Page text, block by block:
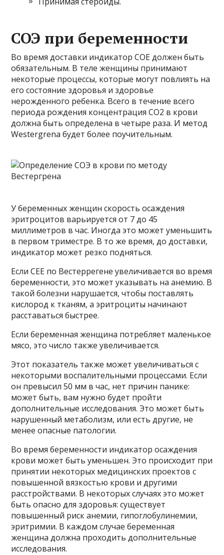
СОЭ при беременности
Во время доставки индикатор COE должен быть
обязательным. В теле женщины принимают
некоторые процессы, которые могут повлиять на
его состояние здоровья и здоровье
нерожденного ребенка. Всего в течение всего
периода рождения концентрация CO2 в крови
должна быть определена в четыре раза. И метод
Westergrena будет более поучительным.
У беременных женщин скорость осаждения
эритроцитов варьируется от 7 до 45
миллиметров в час. Иногда это может уменьшить
в первом триместре. В то же время, до доставки,
индикатор может резко подняться.
Если CEE по Вестеррегене увеличивается во время
беременности, это может указывать на анемию. В
такой болезни нарушается, чтобы поставлять
кислород к тканям, а эритроциты начинают
расставаться быстрее.
Если беременная женщина потребляет маленькое
мясо, это число также увеличивается.
Этот показатель также может увеличиваться с
некоторыми воспалительными процессами. Если
он превысил 50 мм в час, нет причин панике:
может быть, вам нужно будет пройти
дополнительные исследования. Это может быть
нарушенный метаболизм, или есть другие, не
менее опасные патологии.
Во время беременности индикатор осаждения
крови может быть уменьшен. Это происходит при
принятии некоторых медицинских проектов с
повышенной вязкостью крови и другими
расстройствами. В некоторых случаях это может
быть опасно для здоровья: существует
повышенный риск анемии, гипоглобулинемии,
эритримии. В каждом случае беременная
женщина должна проходить дополнительные
исследования.